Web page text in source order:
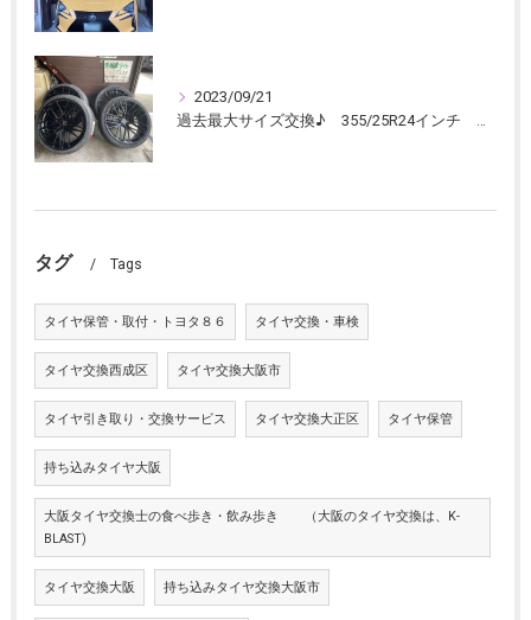
2023/09/21
過去最大サイズ交換♪ 355/25R24インチ ランボ ウルス
タグ Tags
タイヤ保管・取付・トヨタ８６ タイヤ交換・車検
タイヤ交換西成区 タイヤ交換大阪市
タイヤ引き取り・交換サービス タイヤ交換大正区 タイヤ保管
持ち込みタイヤ大阪
大阪タイヤ交換士の食べ歩き・飲み歩き （大阪のタイヤ交換は、K-
BLAST)
タイヤ交換大阪 持ち込みタイヤ交換大阪市